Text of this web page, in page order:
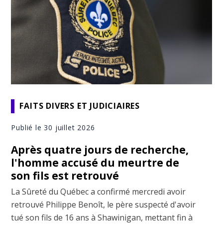
FAITS DIVERS ET JUDICIAIRES
Publié le 30 juillet 2026
Après quatre jours de recherche,
l'homme accusé du meurtre de
son fils est retrouvé
La Sûreté du Québec a confirmé mercredi avoir
retrouvé Philippe Benoît, le père suspecté d'avoir
tué son fils de 16 ans à Shawinigan, mettant fin à